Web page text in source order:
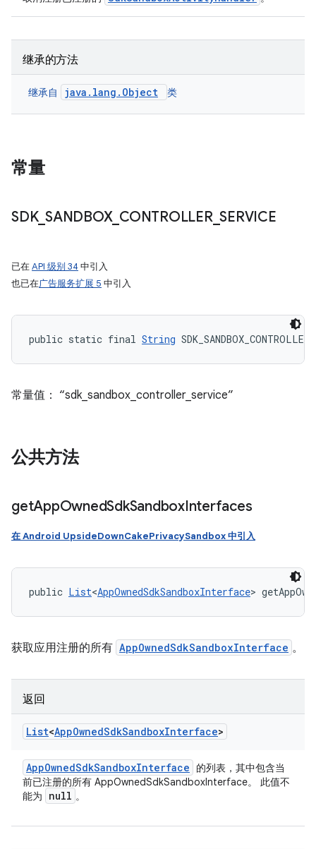
继承的方法
继承自 java.lang.Object 类
常量
SDK_ SANDBOX_ CONTROLLER_SERVICE
已在API 级别 34 中引入
也已在广告服务扩展 5 中引入
public static final String
常量值： “sdk_sandbox_controller_service”
公共方法
getAppOwnedSdkSandboxInterfaces
在 Android UpsideDownCakePrivacySandbox 中引入
public List<AppOwnedSdkSandboxInterface>
获取应用注册的所有 AppOwnedSdkSandboxInterface 。
返回
List<AppOwnedSdkSandboxInterface>
AppOwnedSdkSandboxInterface
的列表，其中包含当
前已注册的所有 AppOwnedSdkSandboxInterface。 此值不
能为
null 。